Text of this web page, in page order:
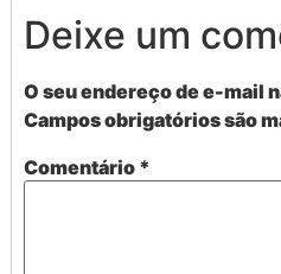
Deixe um
O seu endereço de e-mail
Campos obrigatórios são
Comentário *